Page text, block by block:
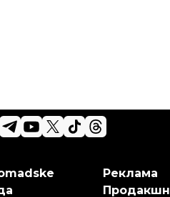
Реклама
Продакшн